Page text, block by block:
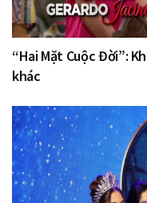
“Hai Mặt Cuộc Đời”:
khác